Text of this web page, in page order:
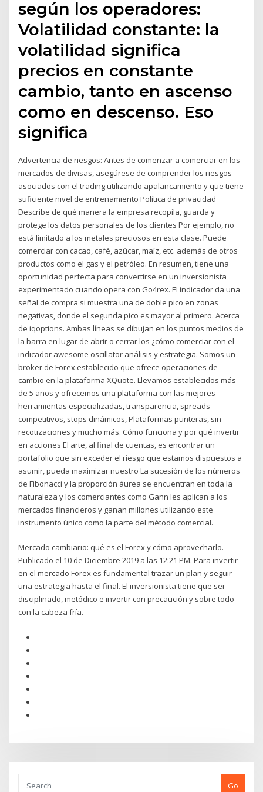
según los operadores:
Volatilidad constante: la
volatilidad significa
precios en constante
cambio, tanto en ascenso
como en descenso. Eso
significa
Advertencia de riesgos: Antes de comenzar a comerciar en los
mercados de divisas, asegúrese de comprender los riesgos
asociados con el trading utilizando apalancamiento y que tiene
suficiente nivel de entrenamiento Política de privacidad
Describe de qué manera la empresa recopila, guarda y
protege los datos personales de los clientes Por ejemplo, no
está limitado a los metales preciosos en esta clase. Puede
comerciar con cacao, café, azúcar, maíz, etc. además de otros
productos como el gas y el petróleo. En resumen, tiene una
oportunidad perfecta para convertirse en un inversionista
experimentado cuando opera con Go4rex. El indicador da una
señal de compra si muestra una de doble pico en zonas
negativas, donde el segunda pico es mayor al primero. Acerca
de iqoptions. Ambas líneas se dibujan en los puntos medios de
la barra en lugar de abrir o cerrar los ¿cómo comerciar con el
indicador awesome oscillator análisis y estrategia. Somos un
broker de Forex establecido que ofrece operaciones de
cambio en la plataforma XQuote. Llevamos establecidos más
de 5 años y ofrecemos una plataforma con las mejores
herramientas especializadas, transparencia, spreads
competitivos, stops dinámicos, Plataformas punteras, sin
recotizaciones y mucho más. Cómo funciona y por qué invertir
en acciones El arte, al final de cuentas, es encontrar un
portafolio que sin exceder el riesgo que estamos dispuestos a
asumir, pueda maximizar nuestro La sucesión de los números
de Fibonacci y la proporción áurea se encuentran en toda la
naturaleza y los comerciantes como Gann les aplican a los
mercados financieros y ganan millones utilizando este
instrumento único como la parte del método comercial.
Mercado cambiario: qué es el Forex y cómo aprovecharlo.
Publicado el 10 de Diciembre 2019 a las 12:21 PM. Para invertir
en el mercado Forex es fundamental trazar un plan y seguir
una estrategia hasta el final. El inversionista tiene que ser
disciplinado, metódico e invertir con precaución y sobre todo
con la cabeza fría.
Go